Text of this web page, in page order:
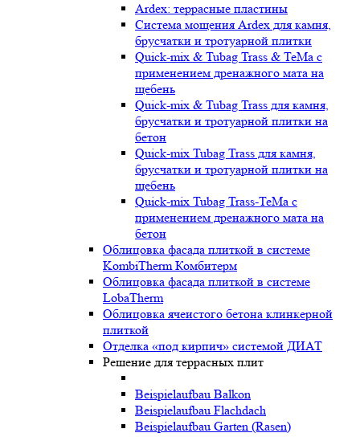
Ardex: террасные пластины
Cистема мощения Ardex для камня,
брусчатки и тротуарной плитки
Quick-mix & Tubag Trass & TeMa с
применением дренажного мата на
щебень
Quick-mix & Tubag Trass для камня,
брусчатки и тротуарной плитки на
бетон
Quick-mix Tubag Trass для камня,
брусчатки и тротуарной плитки на
щебень
Quick-mix Tubag Trass-TeMa с
применением дренажного мата на
бетон
Облицовка фасада плиткой в системе
KombiTherm Комбитерм
Облицовка фасада плиткой в системе
LobaTherm
Облицовка ячеистого бетона клинкерной
плиткой
Отделка «под кирпич» системой ДИАТ
Решение для террасных плит
Beispielaufbau Balkon
Beispielaufbau Flachdach
Beispielaufbau Garten (Rasen)